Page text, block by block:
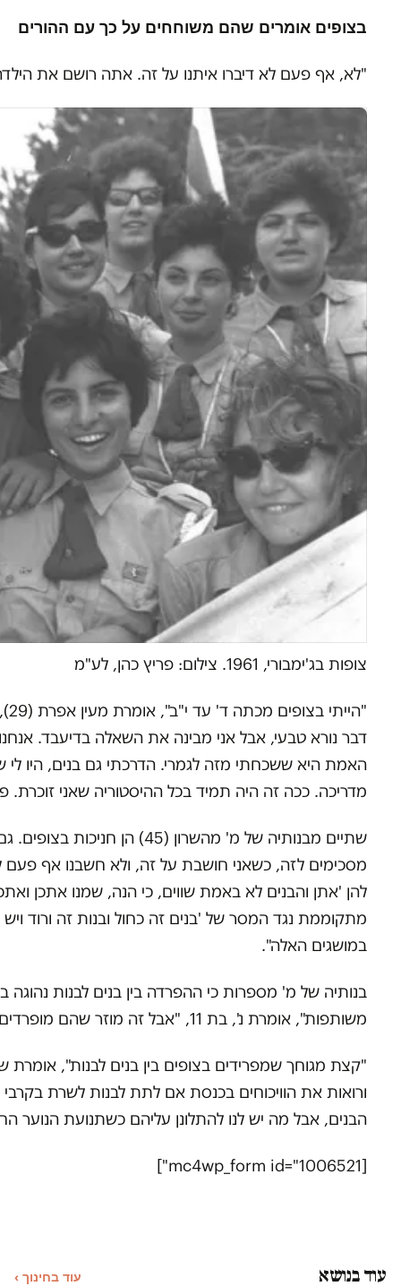
בצופים אומרים שהם משוחחים על כך עם ההורים
"לא, אף פעם לא דיברו איתנו על זה. אתה רושם את
צופות בג'ימבורי, 1961. צילום: פריץ כהן, לע"מ
דבר נורא טבעי, אבל אני מבינה את השאלה בדיעבד.
האמת היא ששכחתי מזה לגמרי. הדרכתי גם בנים, היו
מדריכה. ככה זה היה תמיד בכל ההיסטוריה שאני
שתיים מבנותיה של מ'
מסכימים לזה, כשאני חושבת על זה, ולא חשבנו אף פעם
להן 'אתן והבנים לא באמת שווים, כי הנה, שמנו אתכן
מתקוממת נגד המסר של 'בנים זה כחול ובנות זה ורוד
במושגים האלה".
בנותיה של מ' מספרות כי ההפרדה בין בנים לבנות
משותפות", אומרת נ', בת 11, "אבל זה מוזר שהם מופרדים מאיתנו. לא יודעת למה זה וגם אף פעם לא שאלתי. ככה זה".
ורואות את הוויכוחים בכנסת אם לתת לבנות לשרת
הבנים, אבל מה יש לנו להתלונן עליהם כשתנועת הנוער
[mc4wp_form id="1006521"]
עוד בנושא עוד בחינוך ›